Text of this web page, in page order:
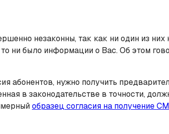
незаконны, так как ни один из них
ни было информации о Вас. Об этом
нужно получить
в законодательстве в точности,
образец согласия на получение